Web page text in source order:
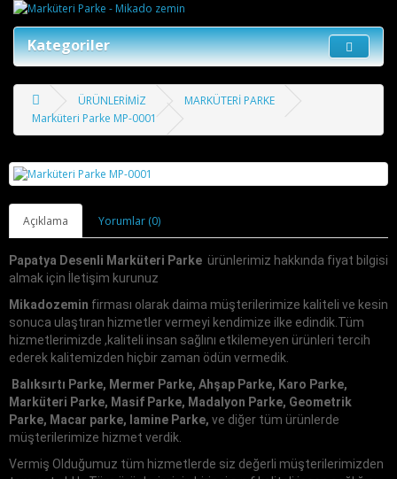
Kategoriler
ÜRÜNLERİMİZ
MARKÜTERİ PARKE
Marküteri Parke MP-0001
Açıklama Yorumlar (0)
Papatya Desenli Marküteri Parke ürünlerimiz hakkında fiyat bilgisi
almak için İletişim kurunuz
Mikadozemin firması olarak daima müşterilerimize kaliteli ve kesin
sonuca ulaştıran hizmetler vermeyi kendimize ilke edindik.Tüm
hizmetlerimizde ,kaliteli insan sağlını etkilemeyen ürünleri tercih
ederek kalitemizden hiçbir zaman ödün vermedik.
Balıksırtı Parke, Mermer Parke, Ahşap Parke, Karo Parke,
Marküteri Parke, Masif Parke, Madalyon Parke, Geometrik
Parke, Macar parke, lamine Parke, ve diğer tüm ürünlerde
müşterilerimize hizmet verdik.
Vermiş Olduğumuz tüm hizmetlerde siz değerli müşterilerimizden